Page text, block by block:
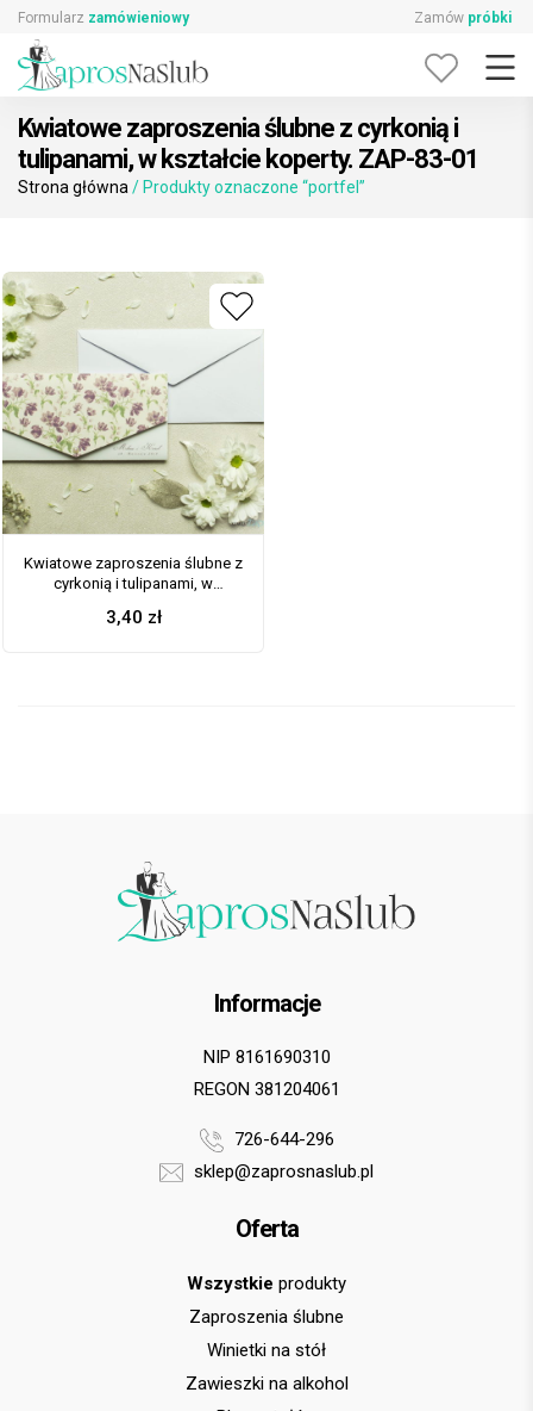
Skip
content
Formularz zamówieniowy Zamów próbki
Kwiatowe zaproszenia ślubne z cyrkonią i
tulipanami, w kształcie koperty. ZAP-83-01
Strona główna / Produkty oznaczone “portfel”
Kwiatowe zaproszenia ślubne z
cyrkonią i tulipanami, w
3,40 zł
Informacje
NIP 8161690310
REGON 381204061
726-644-296
sklep@zaprosnaslub.pl
Oferta
Wszystkie produkty
Zaproszenia ślubne
Winietki na stół
Zawieszki na alkohol